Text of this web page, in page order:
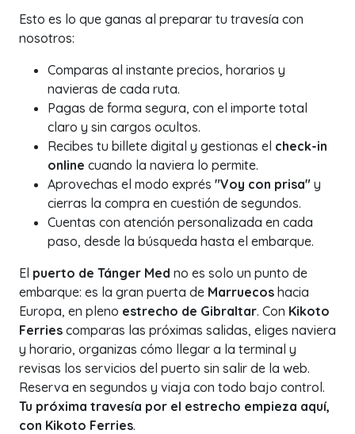
Esto es lo que ganas al preparar tu travesía con
nosotros:
Comparas al instante precios, horarios y
navieras de cada ruta.
Pagas de forma segura, con el importe total
claro y sin cargos ocultos.
Recibes tu billete digital y gestionas el check-in
online cuando la naviera lo permite.
Aprovechas el modo exprés "Voy con prisa" y
cierras la compra en cuestión de segundos.
Cuentas con atención personalizada en cada
paso, desde la búsqueda hasta el embarque.
El puerto de Tánger Med no es solo un punto de
embarque: es la gran puerta de Marruecos hacia
Europa, en pleno estrecho de Gibraltar. Con Kikoto
Ferries comparas las próximas salidas, eliges naviera
y horario, organizas cómo llegar a la terminal y
revisas los servicios del puerto sin salir de la web.
Reserva en segundos y viaja con todo bajo control.
Tu próxima travesía por el estrecho empieza aquí,
con Kikoto Ferries.